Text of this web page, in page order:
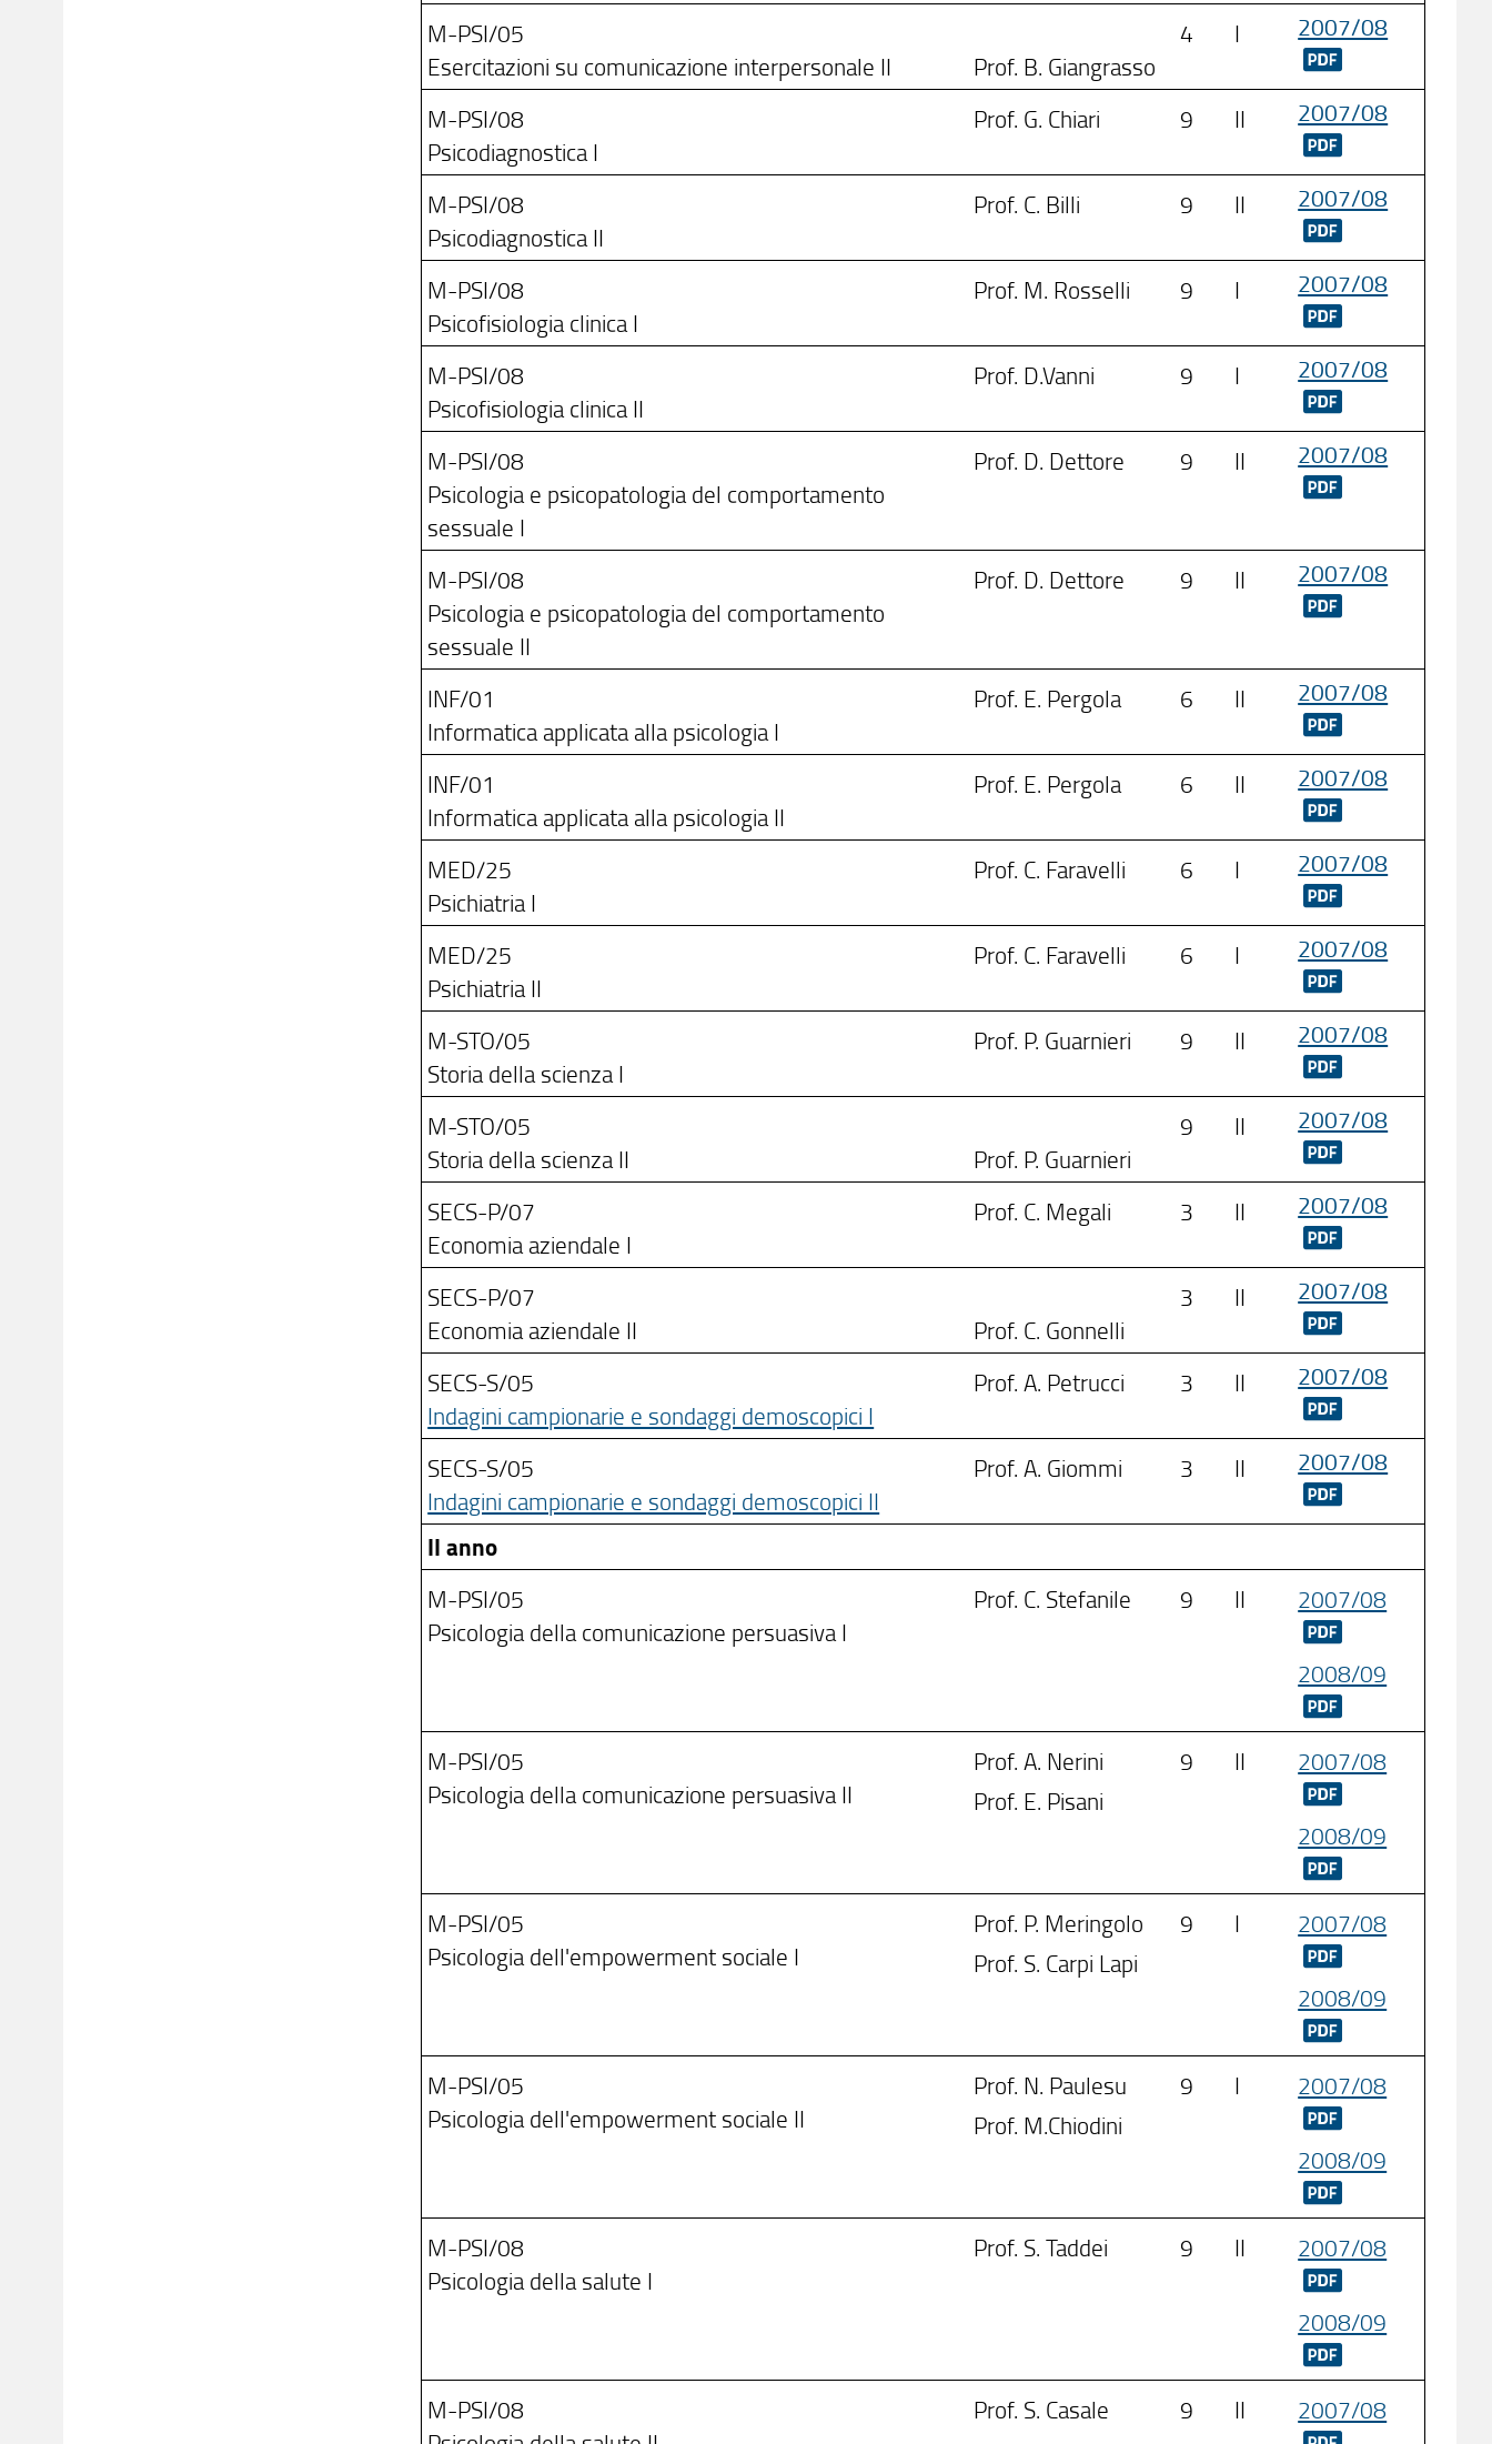
M-PSI/05
Esercitazioni su comunicazione interpersonale II
Prof. B. Giangrasso
4 I 2007/08
M-PSI/08
Psicodiagnostica I
Prof. G. Chiari 9 II 2007/08
M-PSI/08
Psicodiagnostica II
Prof. C. Billi 9 II 2007/08
M-PSI/08
Psicofisiologia clinica I
Prof. M. Rosselli 9 I 2007/08
M-PSI/08
Psicofisiologia clinica II
Prof. D.Vanni 9 I 2007/08
M-PSI/08
Psicologia e psicopatologia del comportamento
sessuale I
Prof. D. Dettore 9 II 2007/08
M-PSI/08
Psicologia e psicopatologia del comportamento
sessuale II
Prof. D. Dettore 9 II 2007/08
INF/01
Informatica applicata alla psicologia I
Prof. E. Pergola 6 II 2007/08
INF/01
Informatica applicata alla psicologia II
Prof. E. Pergola 6 II 2007/08
MED/25
Psichiatria I
Prof. C. Faravelli 6 I 2007/08
MED/25
Psichiatria II
Prof. C. Faravelli 6 I 2007/08
M-STO/05
Storia della scienza I
Prof. P. Guarnieri 9 II 2007/08
M-STO/05
Storia della scienza II
Prof. P. Guarnieri
9 II 2007/08
SECS-P/07
Economia aziendale I
Prof. C. Megali 3 II 2007/08
SECS-P/07
Economia aziendale II
Prof. C. Gonnelli
3 II 2007/08
SECS-S/05
Indagini campionarie e sondaggi demoscopici I
Prof. A. Petrucci 3 II 2007/08
SECS-S/05
Indagini campionarie e sondaggi demoscopici II
Prof. A. Giommi 3 II 2007/08
II anno
M-PSI/05
Psicologia della comunicazione persuasiva I
Prof. C. Stefanile 9 II 2007/08
2008/09
M-PSI/05
Psicologia della comunicazione persuasiva II
Prof. A. Nerini
Prof. E. Pisani
9 II 2007/08
2008/09
M-PSI/05
Psicologia dell'empowerment sociale I
Prof. P. Meringolo
Prof. S. Carpi Lapi
9 I 2007/08
2008/09
M-PSI/05
Psicologia dell'empowerment sociale II
Prof. N. Paulesu
Prof. M.Chiodini
9 I 2007/08
2008/09
M-PSI/08
Psicologia della salute I
Prof. S. Taddei 9 II 2007/08
2008/09
M-PSI/08
Prof. S. Casale 9 II 2007/08